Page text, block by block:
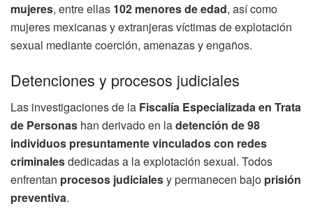
mujeres, entre ellas 102 menores de edad, así como
mujeres mexicanas y extranjeras víctimas de explotación
sexual mediante coerción, amenazas y engaños.
Detenciones y procesos judiciales
Las investigaciones de la Fiscalía Especializada en Trata
de Personas han derivado en ladetención de 98
individuos presuntamente vinculados con redes
criminalesdedicadas a la explotación sexual. Todos
enfrentan procesos judicialesy permanecen bajo prisión
preventiva.